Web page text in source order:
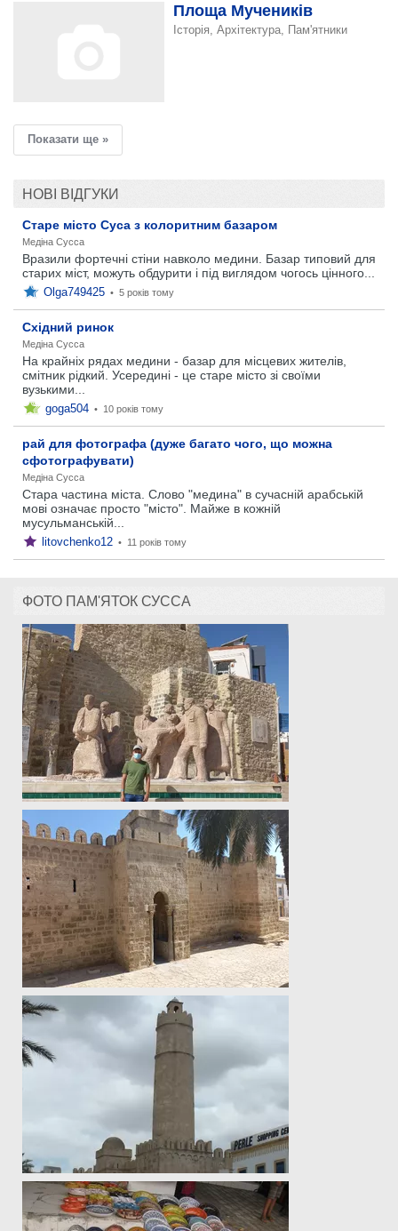
Площа Мучеників
Історія, Архітектура, Пам'ятники
Показати ще »
НОВІ ВІДГУКИ
Старе місто Суса з колоритним базаром
Медіна Сусса
Вразили фортечні стіни навколо медини. Базар типовий для
старих міст, можуть обдурити і під виглядом чогось цінного...
Olga749425 • 5 років тому
Східний ринок
Медіна Сусса
На крайніх рядах медини - базар для місцевих жителів,
смітник рідкий. Усередині - це старе місто зі своїми
вузькими...
goga504 • 10 років тому
рай для фотографа (дуже багато чого, що можна
сфотографувати)
Медіна Сусса
Стара частина міста. Слово "медина" в сучасній арабській
мові означає просто "місто". Майже в кожній
мусульманській...
litovchenko12 • 11 років тому
ФОТО ПАМ'ЯТОК СУССА